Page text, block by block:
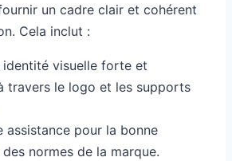
un cadre clair et cohérent
Cela inclut :
identité visuelle forte et
travers le logo et les supports
assistance pour la bonne
normes de la marque.